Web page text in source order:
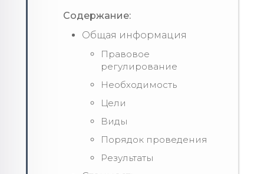
Содержание:
Общая информация
Правовое
регулирование
Необходимость
Цели
Виды
Порядок проведения
Результаты